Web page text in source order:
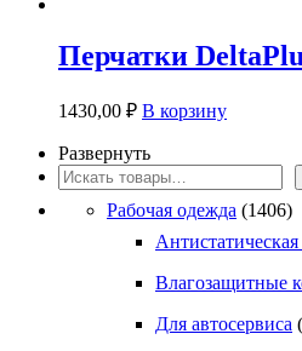
Перчатки
1430,00 ₽ В корзину
Развернуть
Поиск
Рабочая одежда (1406)
Влагозащитные
Для автосервиса